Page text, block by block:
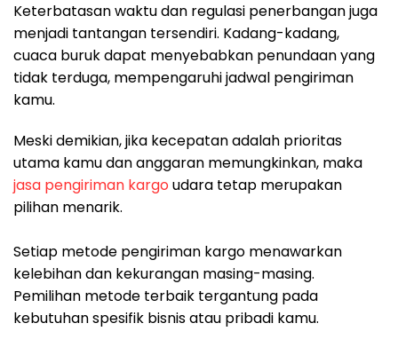
Keterbatasan waktu dan regulasi penerbangan juga
menjadi tantangan tersendiri. Kadang-kadang,
cuaca buruk dapat menyebabkan penundaan yang
tidak terduga, mempengaruhi jadwal pengiriman
kamu.
Meski demikian, jika kecepatan adalah prioritas
utama kamu dan anggaran memungkinkan, maka
jasa pengiriman kargo udara tetap merupakan
pilihan menarik.
Setiap metode pengiriman kargo menawarkan
kelebihan dan kekurangan masing-masing.
Pemilihan metode terbaik tergantung pada
kebutuhan spesifik bisnis atau pribadi kamu.